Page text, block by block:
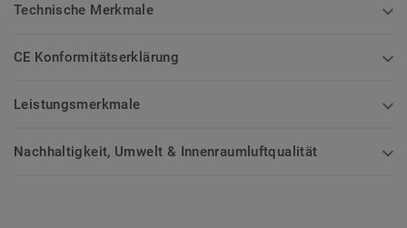
Technische Merkmale
CE Konformitätserklärung
Leistungsmerkmale
Nachhaltigkeit, Umwelt & Innenraumluftqualität